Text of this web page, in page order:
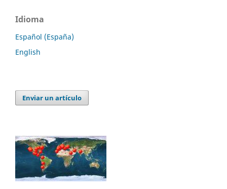
Idioma
Español (España)
English
Enviar un artículo